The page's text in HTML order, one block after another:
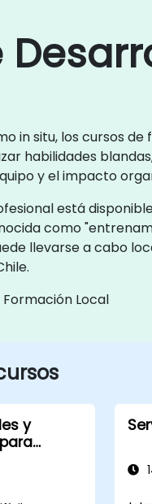
in situ, los cursos
habilidades
y el impacto
está
como
llevarse a cabo
Local
y